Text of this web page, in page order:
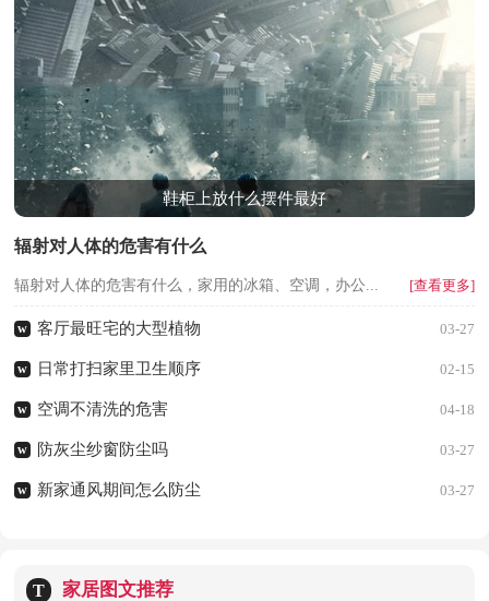
鞋柜上放什么摆件最好
辐射对人体的危害有什么
辐射对人体的危害有什么，家用的冰箱、空调，办公... [查看更多]
w 客厅最旺宅的大型植物 03-27
w 日常打扫家里卫生顺序 02-15
w 空调不清洗的危害 04-18
w 防灰尘纱窗防尘吗 03-27
w 新家通风期间怎么防尘 03-27
T 家居图文推荐